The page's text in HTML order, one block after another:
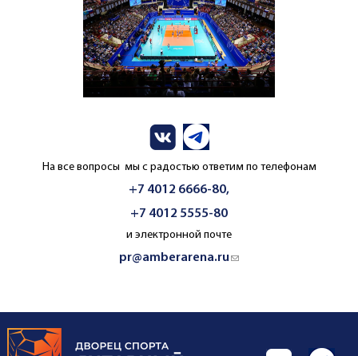
На все вопросы мы с радостью ответим по телефонам
+7 4012 6666-80,
+7 4012 5555-80
и электронной почте
pr@amberarena.ru(link sends e-mail)